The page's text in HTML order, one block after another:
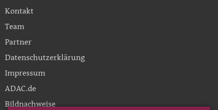
Kontakt
Team
Partner
Datenschutzerklärung
Impressum
ADAC.de
Bildnachweise